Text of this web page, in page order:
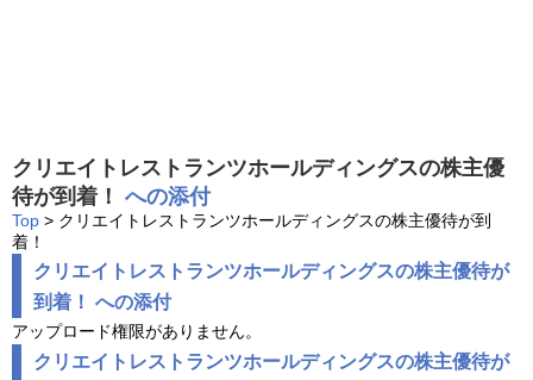
クリエイトレストランツホールディングスの株主優
待が到着！ への添付
Top > クリエイトレストランツホールディングスの株主優待が到
着！
クリエイトレストランツホールディングスの株主優待が
到着！ への添付
アップロード権限がありません。
クリエイトレストランツホールディングスの株主優待が